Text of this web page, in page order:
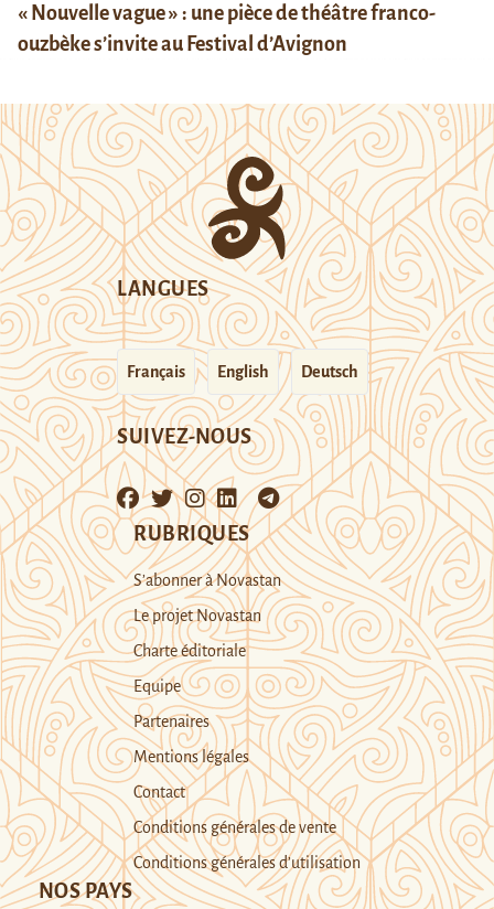
« Nouvelle vague » : une pièce de théâtre franco-
ouzbèke s’invite au Festival d’Avignon
LANGUES
Français English Deutsch
SUIVEZ-NOUS
RUBRIQUES
S’abonner à Novastan
Le projet Novastan
Charte éditoriale
Equipe
Partenaires
Mentions légales
Contact
Conditions générales de vente
Conditions générales d’utilisation
NOS PAYS